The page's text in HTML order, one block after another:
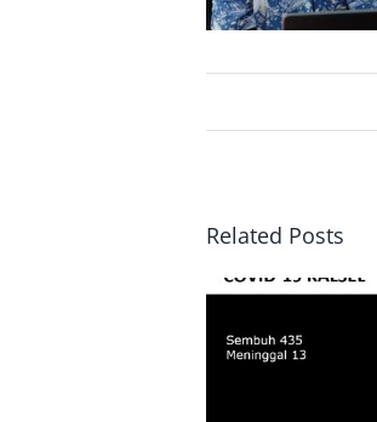
Related Posts